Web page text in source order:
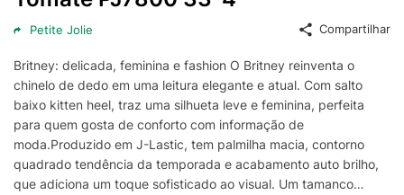
Petite Jolie Compartilhar
Britney: delicada, feminina e fashion O Britney reinventa o
chinelo de dedo em uma leitura elegante e atual. Com salto
baixo kitten heel, traz uma silhueta leve e feminina, perfeita
para quem gosta de conforto com informação de
moda.Produzido em J-Lastic, tem palmilha macia, contorno
quadrado tendência da temporada e acabamento auto brilho,
que adiciona um toque sofisticado ao visual. Um tamanco